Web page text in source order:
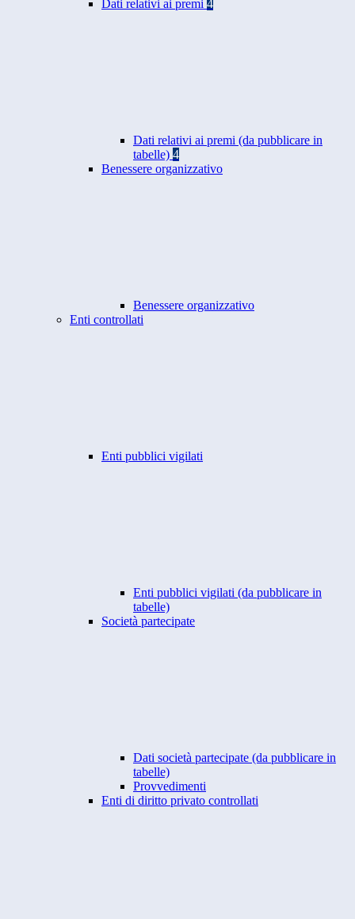
Dati relativi ai premi 4
Dati relativi ai premi (da pubblicare in
tabelle) 4
Benessere organizzativo
Benessere organizzativo
Enti controllati
Enti pubblici vigilati
Enti pubblici vigilati (da pubblicare in
tabelle)
Società partecipate
Dati società partecipate (da pubblicare in
tabelle)
Provvedimenti
Enti di diritto privato controllati